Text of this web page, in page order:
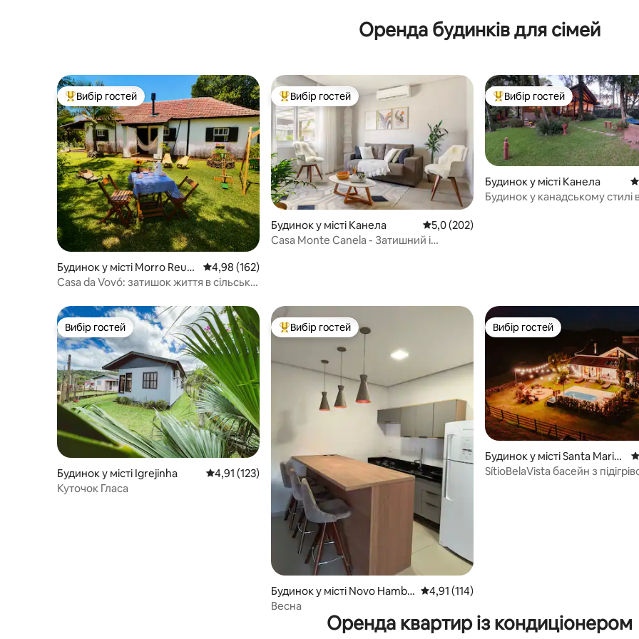
Оренда будинків для сімей
Топ вибір гостей
Вибір гостей
Будинок у місті Morro Reute
r
Середня оцінка: 4,98 з 5, відгуки: 162
4,98 (162)
Casa da Vovó: затишок життя в сільській
Топ вибір гостей
Вибір гостей
Будинок у місті Канела Середня оцінка: 5,0 з 5, відгуки: 202
5,0 (202)
Casa Monte Canela - Затишний і
Топ вибір гостей
Вибір гостей
Будинок у місті Канела
Будинок у канадському стилі
Вибір гостей
Вибір гостей
Будинок у місті Igrejinha Середня оцінка: 4,91 з 5, відгуки: 123
4,91 (123)
Куточок Гласа
Топ вибір гостей
Вибір гостей
Будинок у місті Novo Hambu
rgo
Середня оцінка: 4,91 з 5, відгуки: 114
4,91 (114)
Весна
Вибір гостей
Вибір гостей
Будинок у місті Santa Maria
do Herval
SítioBelaVista басейн з
Оренда квартир із кондиціонером